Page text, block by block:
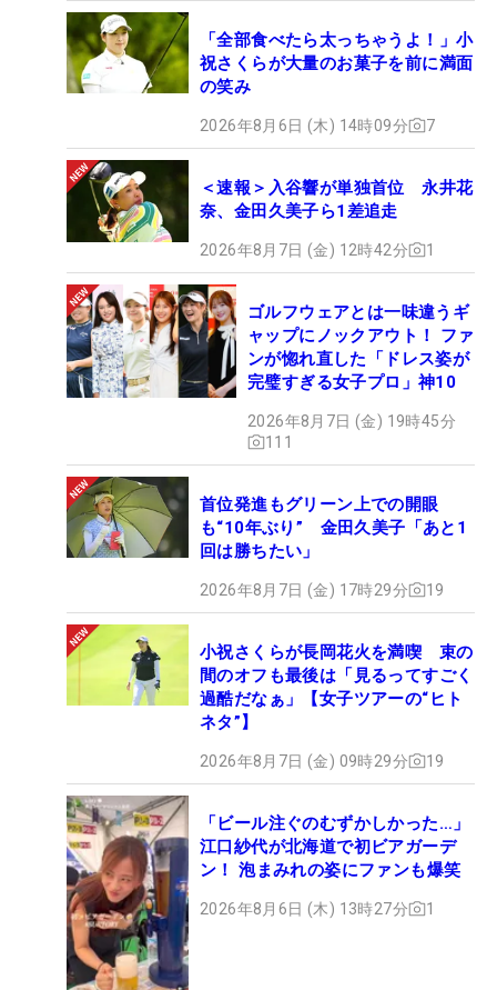
「全部食べたら太っちゃうよ！」小
祝さくらが大量のお菓子を前に満面
の笑み
2026年8月6日 (木) 14時09分 7
＜速報＞入谷響が単独首位 永井花
奈、金田久美子ら1差追走
2026年8月7日 (金) 12時42分 1
ゴルフウェアとは一味違うギ
ャップにノックアウト！ ファ
ンが惚れ直した「ドレス姿が
完璧すぎる女子プロ」神10
2026年8月7日 (金) 19時45分
111
首位発進もグリーン上での開眼
も“10年ぶり” 金田久美子「あと1
回は勝ちたい」
2026年8月7日 (金) 17時29分 19
小祝さくらが長岡花火を満喫 束の
間のオフも最後は「見るってすごく
過酷だなぁ」【女子ツアーの“ヒト
ネタ”】
2026年8月7日 (金) 09時29分 19
「ビール注ぐのむずかしかった…」
江口紗代が北海道で初ビアガーデ
ン！ 泡まみれの姿にファンも爆笑
2026年8月6日 (木) 13時27分 1